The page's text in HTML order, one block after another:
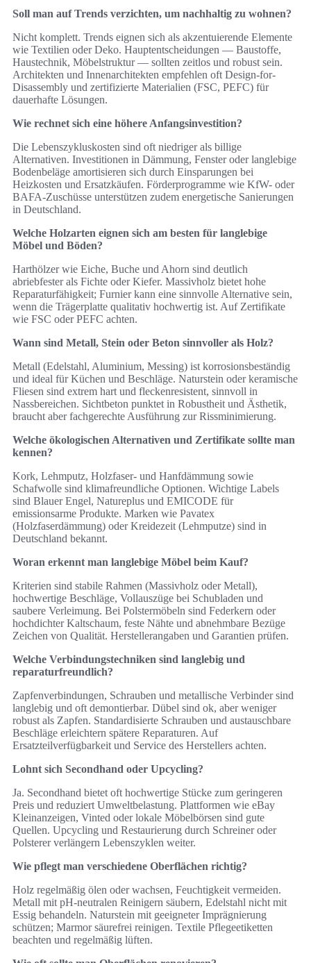
Soll man auf Trends verzichten, um nachhaltig zu wohnen?
Nicht komplett. Trends eignen sich als akzentuierende Elemente
wie Textilien oder Deko. Hauptentscheidungen — Baustoffe,
Haustechnik, Möbelstruktur — sollten zeitlos und robust sein.
Architekten und Innenarchitekten empfehlen oft Design-for-
Disassembly und zertifizierte Materialien (FSC, PEFC) für
dauerhafte Lösungen.
Wie rechnet sich eine höhere Anfangsinvestition?
Die Lebenszykluskosten sind oft niedriger als billige
Alternativen. Investitionen in Dämmung, Fenster oder langlebige
Bodenbeläge amortisieren sich durch Einsparungen bei
Heizkosten und Ersatzkäufen. Förderprogramme wie KfW- oder
BAFA-Zuschüsse unterstützen zudem energetische Sanierungen
in Deutschland.
Welche Holzarten eignen sich am besten für langlebige
Möbel und Böden?
Harthölzer wie Eiche, Buche und Ahorn sind deutlich
abriebfester als Fichte oder Kiefer. Massivholz bietet hohe
Reparaturfähigkeit; Furnier kann eine sinnvolle Alternative sein,
wenn die Trägerplatte qualitativ hochwertig ist. Auf Zertifikate
wie FSC oder PEFC achten.
Wann sind Metall, Stein oder Beton sinnvoller als Holz?
Metall (Edelstahl, Aluminium, Messing) ist korrosionsbeständig
und ideal für Küchen und Beschläge. Naturstein oder keramische
Fliesen sind extrem hart und fleckenresistent, sinnvoll in
Nassbereichen. Sichtbeton punktet in Robustheit und Ästhetik,
braucht aber fachgerechte Ausführung zur Rissminimierung.
Welche ökologischen Alternativen und Zertifikate sollte man
kennen?
Kork, Lehmputz, Holzfaser- und Hanfdämmung sowie
Schafwolle sind klimafreundliche Optionen. Wichtige Labels
sind Blauer Engel, Natureplus und EMICODE für
emissionsarme Produkte. Marken wie Pavatex
(Holzfaserdämmung) oder Kreidezeit (Lehmputze) sind in
Deutschland bekannt.
Woran erkennt man langlebige Möbel beim Kauf?
Kriterien sind stabile Rahmen (Massivholz oder Metall),
hochwertige Beschläge, Vollauszüge bei Schubladen und
saubere Verleimung. Bei Polstermöbeln sind Federkern oder
hochdichter Kaltschaum, feste Nähte und abnehmbare Bezüge
Zeichen von Qualität. Herstellerangaben und Garantien prüfen.
Welche Verbindungstechniken sind langlebig und
reparaturfreundlich?
Zapfenverbindungen, Schrauben und metallische Verbinder sind
langlebig und oft demontierbar. Dübel sind ok, aber weniger
robust als Zapfen. Standardisierte Schrauben und austauschbare
Beschläge erleichtern spätere Reparaturen. Auf
Ersatzteilverfügbarkeit und Service des Herstellers achten.
Lohnt sich Secondhand oder Upcycling?
Ja. Secondhand bietet oft hochwertige Stücke zum geringeren
Preis und reduziert Umweltbelastung. Plattformen wie eBay
Kleinanzeigen, Vinted oder lokale Möbelbörsen sind gute
Quellen. Upcycling und Restaurierung durch Schreiner oder
Polsterer verlängern Lebenszyklen weiter.
Wie pflegt man verschiedene Oberflächen richtig?
Holz regelmäßig ölen oder wachsen, Feuchtigkeit vermeiden.
Metall mit pH-neutralen Reinigern säubern, Edelstahl nicht mit
Essig behandeln. Naturstein mit geeigneter Imprägnierung
schützen; Marmor säurefrei reinigen. Textile Pflegeetiketten
beachten und regelmäßig lüften.